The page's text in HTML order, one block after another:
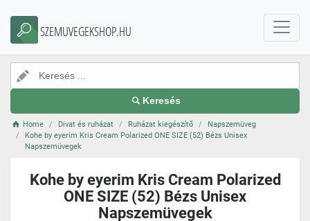
SZEMUVEGEKSHOP.HU
Keresés
Home Divat és ruházat Ruházat kiegészítő
Napszemüveg
Kohe by eyerim Kris Cream Polarized ONE SIZE (52) Bézs Unisex
Napszemüvegek
Kohe by eyerim Kris Cream Polarized
ONE SIZE (52) Bézs Unisex
Napszemüvegek